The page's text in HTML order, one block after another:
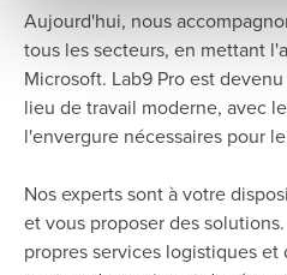
Aujourd'hui, nous
tous les secteurs, en mettant
Microsoft. Lab9 Pro est
lieu de travail moderne, avec
l'envergure nécessaires pour
Nos experts sont à votre
et vous proposer des
propres services logistiques